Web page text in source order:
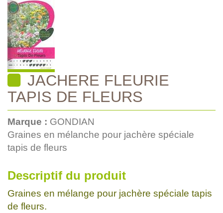
JACHERE FLEURIE
TAPIS DE FLEURS
Marque : GONDIAN
Graines en mélanche pour jachère spéciale
tapis de fleurs
Descriptif du produit
Graines en mélange pour jachère spéciale tapis
de fleurs.